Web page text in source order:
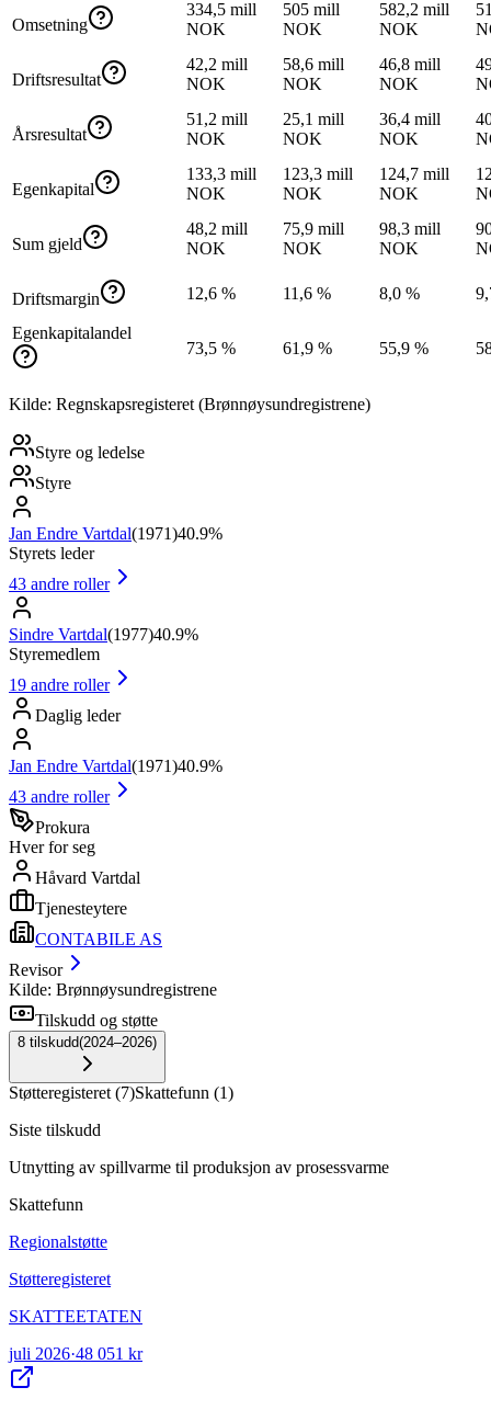
Omsetning
334,5 mill
NOK
505 mill
NOK
582,2 mill
NOK
Driftsresultat
42,2 mill
NOK
58,6 mill
NOK
46,8 mill
NOK
Årsresultat
51,2 mill
NOK
25,1 mill
NOK
36,4 mill
NOK
Egenkapital
133,3 mill
NOK
123,3 mill
NOK
124,7 mill
NOK
Sum gjeld
48,2 mill
NOK
75,9 mill
NOK
98,3 mill
NOK
Driftsmargin 12,6 % 11,6 % 8,0 %
Egenkapitalandel
73,5 %
61,9 % 55,9 %
Kilde: Regnskapsregisteret (Brønnøysundregistrene)
Styre og ledelse
Styre
Jan Endre Vartdal(1971)40.9%
Styrets leder
43 andre roller
Sindre Vartdal(1977)40.9%
Styremedlem
19 andre roller
Daglig leder
Jan Endre Vartdal(1971)40.9%
43 andre roller
Prokura
Hver for seg
Håvard Vartdal
Tjenesteytere
CONTABILE AS
Revisor
Kilde: Brønnøysundregistrene
Tilskudd og støtte
8 tilskudd(2024–2026)
Støtteregisteret (7)Skattefunn (1)
Siste tilskudd
Utnytting av spillvarme til produksjon av prosessvarme
Skattefunn
Regionalstøtte
Støtteregisteret
SKATTEETATEN
juli 2026·48 051 kr